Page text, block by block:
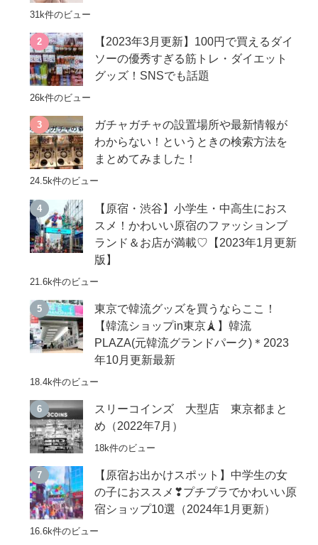
31k件のビュー
【2023年3月更新】100円で買えるダイ
ソーの優秀すぎる筋トレ・ダイエット
グッズ！SNSでも話題
26k件のビュー
ガチャガチャの設置場所や最新情報が
わからない！というときの検索方法を
まとめてみました！
24.5k件のビュー
【原宿・渋谷】小学生・中高生におス
スメ！かわいい原宿のファッションブ
ランド＆お店が満載♡【2023年1月更新
版】
21.6k件のビュー
東京で韓流グッズを買うならここ！
【韓流ショップin東京🗼】韓流
PLAZA(元韓流グランドパーク)＊2023
年10月更新最新
18.4k件のビュー
スリーコインズ 大型店 東京都まと
め（2022年7月）
18k件のビュー
【原宿お出かけスポット】中学生の女
の子におススメ❣プチプラでかわいい原
宿ショップ10選（2024年1月更新）
16.6k件のビュー